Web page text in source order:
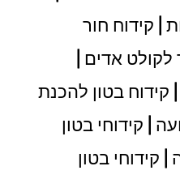
| קידוח חור
אדים |
קידוח בטון להכנת
| קידוחי בטון
קידוחי בטון